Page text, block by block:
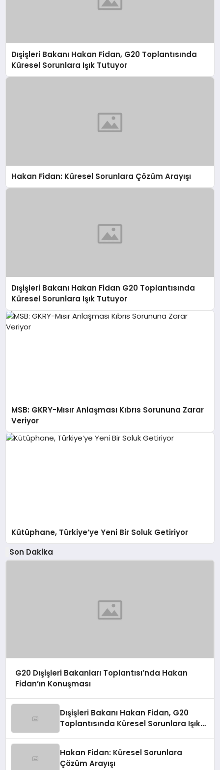
Dışişleri Bakanı Hakan Fidan, G20 Toplantısında
Küresel Sorunlara Işık Tutuyor
Hakan Fidan: Küresel Sorunlara Çözüm Arayışı
Dışişleri Bakanı Hakan Fidan G20 Toplantısında
Küresel Sorunlara Işık Tutuyor
MSB: GKRY-Mısır Anlaşması Kıbrıs Sorununa Zarar
Veriyor
Kütüphane, Türkiye’ye Yeni Bir Soluk Getiriyor
Son Dakika
G20 Dışişleri Bakanları Toplantısı’nda Hakan
Fidan’ın Konuşması
Dışişleri Bakanı Hakan Fidan, G20
Toplantısında Küresel Sorunlara Işık
Hakan Fidan: Küresel Sorunlara
Çözüm Arayışı